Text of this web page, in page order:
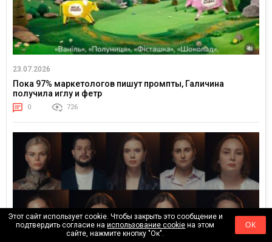
23.07.2026
Пока 97% маркетологов пишут промпты, Галичина
получила иглу и фетр
0 726
Этот сайт использует cookie. Чтобы закрыть это сообщение и
подтвердить согласие наиспользование cookie на этом
сайте, нажмите кнопку "Ок".
ОК